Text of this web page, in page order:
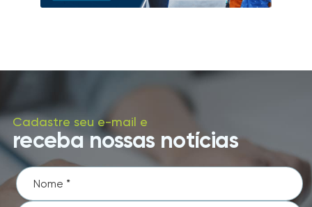
Cadastre seu e-mail e
receba nossas notícias